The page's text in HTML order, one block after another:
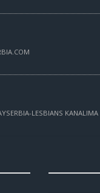
LESBIANS KANALIMA